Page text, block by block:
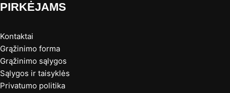
PIRKĖJAMS
Kontaktai
Grąžinimo forma
Grąžinimo sąlygos
Sąlygos ir taisyklės
Privatumo politika